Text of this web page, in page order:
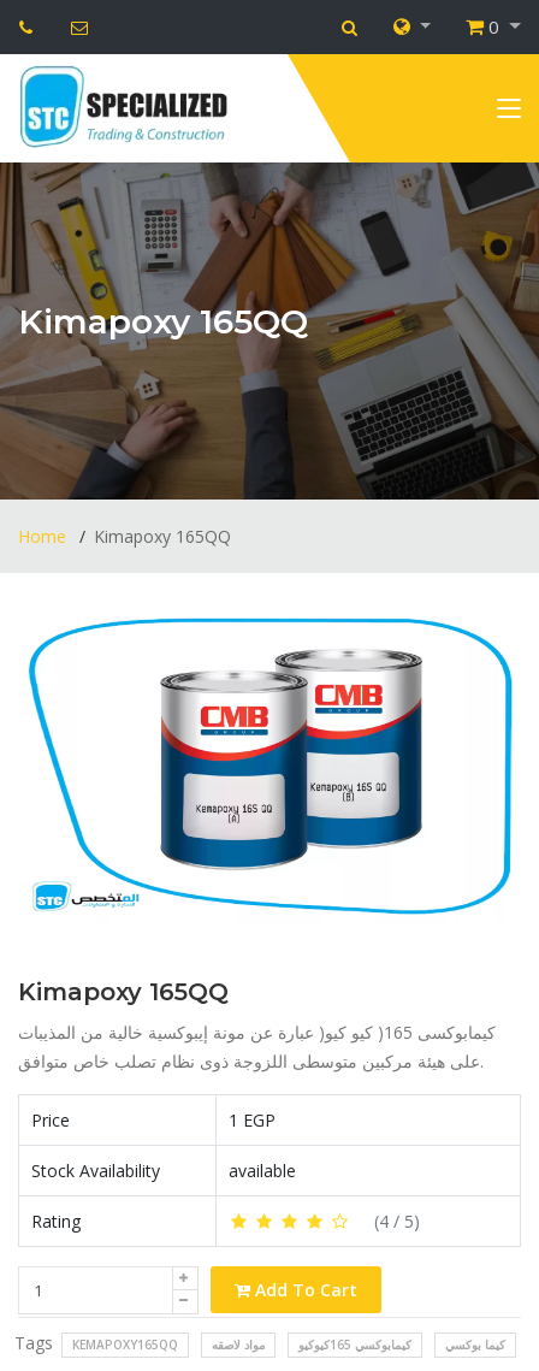
0
Kimapoxy 165QQ
Home Kimapoxy 165QQ
Kimapoxy 165QQ
كيمابوكسى 165( كيو كيو( عبارة عن مونة إيبوكسية خالية من المذيبات
على هيئة مركبين متوسطى اللزوجة ذوى نظام تصلب خاص متوافق.
Price 1 EGP
Stock Availability available
Rating (4 / 5)
Add To Cart
Tags KEMAPOXY165QQ مواد لاصقه كيمابوكسي 165كيوكيو كيما بوكسي